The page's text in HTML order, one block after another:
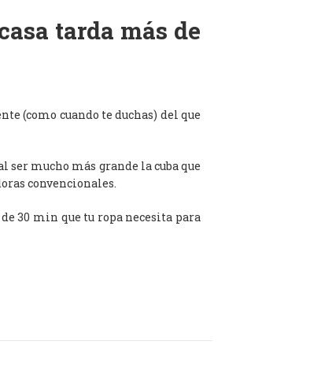
tarda más de
(como cuando te duchas) del que
ser mucho más grande la cuba que
convencionales.
30 min que tu ropa necesita para